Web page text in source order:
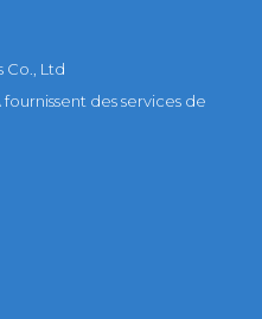
Co., Ltd
des services de